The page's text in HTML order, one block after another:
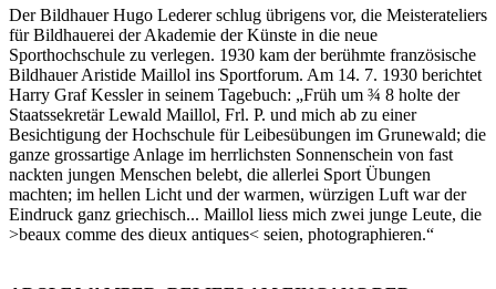
Der Bildhauer Hugo Lederer schlug übrigens vor, die Meisterateliers
für Bildhauerei der Akademie der Künste in die neue
Sporthochschule zu verlegen. 1930 kam der berühmte französische
Bildhauer Aristide Maillol ins Sportforum. Am 14. 7. 1930 berichtet
Harry Graf Kessler in seinem Tagebuch: „Früh um ¾ 8 holte der
Staatssekretär Lewald Maillol, Frl. P. und mich ab zu einer
Besichtigung der Hochschule für Leibesübungen im Grunewald; die
ganze grossartige Anlage im herrlichsten Sonnenschein von fast
nackten jungen Menschen belebt, die allerlei Sport Übungen
machten; im hellen Licht und der warmen, würzigen Luft war der
Eindruck ganz griechisch... Maillol liess mich zwei junge Leute, die
>beaux comme des dieux antiques< seien, photographieren.“